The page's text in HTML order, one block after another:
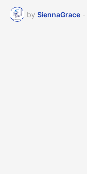
by SiennaGrace -